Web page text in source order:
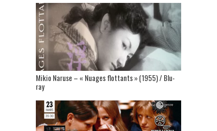
Mikio Naruse – « Nuages flottants » (1955) / Blu-
ray